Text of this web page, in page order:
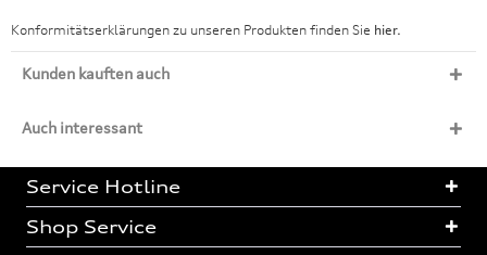
Konformitätserklärungen zu unseren Produkten finden Sie hier.
Kunden kauften auch
Auch interessant
Service Hotline
Shop Service